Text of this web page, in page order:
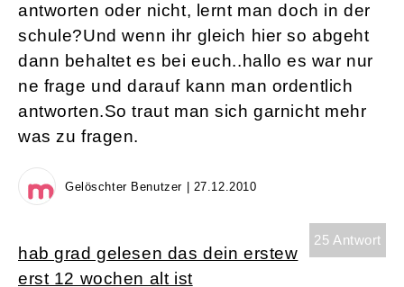
antworten oder nicht, lernt man doch in der
schule?Und wenn ihr gleich hier so abgeht
dann behaltet es bei euch..hallo es war nur
ne frage und darauf kann man ordentlich
antworten.So traut man sich garnicht mehr
was zu fragen.
Gelöschter Benutzer | 27.12.2010
25 Antwort
hab grad gelesen das dein erstew
erst 12 wochen alt ist